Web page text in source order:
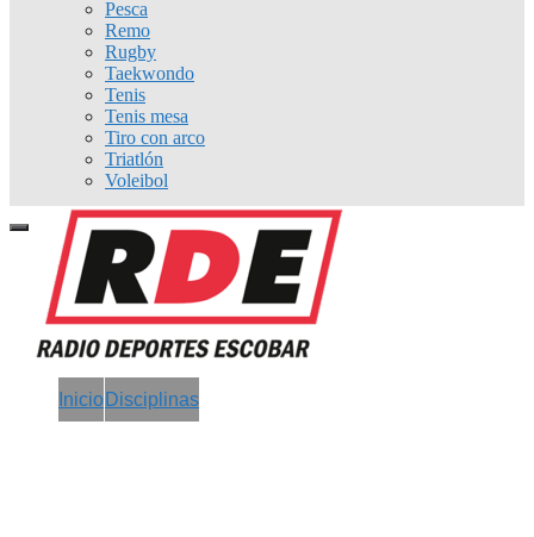
Pesca
Remo
Rugby
Taekwondo
Tenis
Tenis mesa
Tiro con arco
Triatlón
Voleibol
Inicio Disciplinas